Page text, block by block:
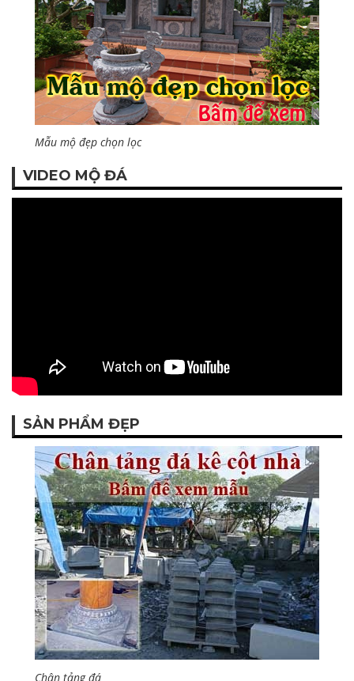
Mẫu mộ đẹp chọn lọc
VIDEO MỘ ĐÁ
SẢN PHẨM ĐẸP
Chân tảng đá